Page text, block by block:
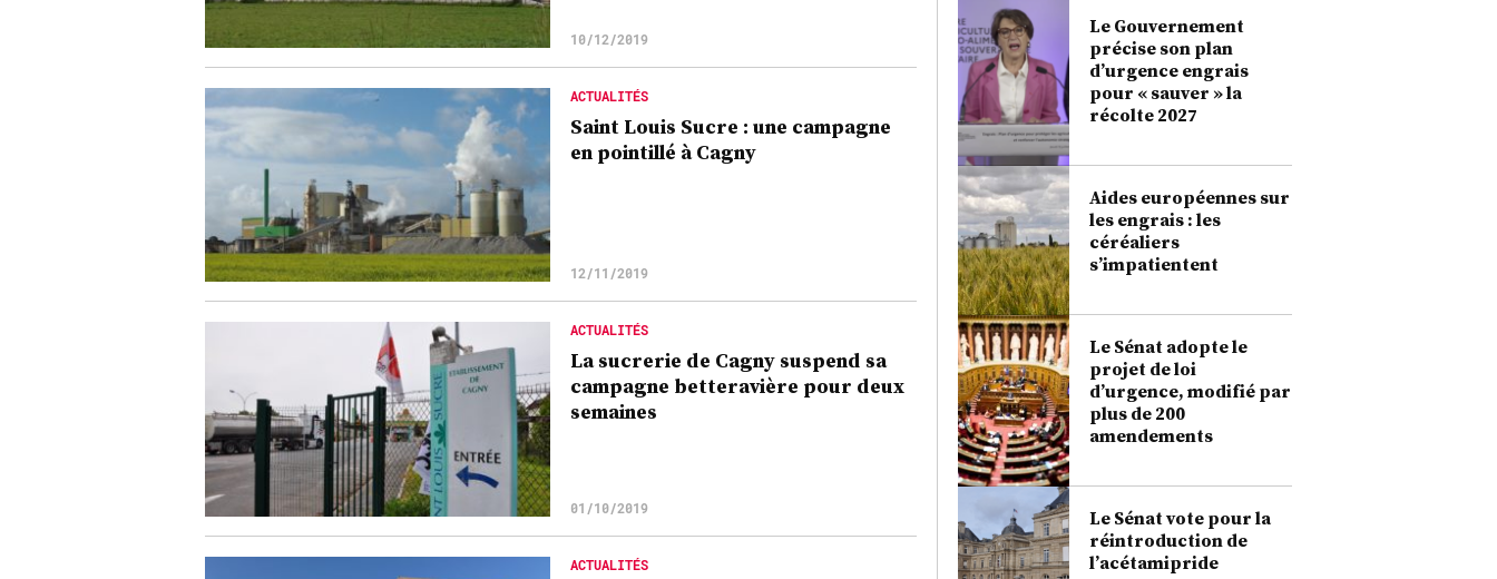
10/12/2019
ACTUALITÉS
Saint Louis Sucre : une campagne
en pointillé à Cagny
12/11/2019
ACTUALITÉS
La sucrerie de Cagny suspend sa
campagne betteravière pour deux
semaines
01/10/2019
ACTUALITÉS
Le Gouvernement
précise son plan
d’urgence engrais
pour « sauver » la
récolte 2027
Aides européennes sur
les engrais : les
céréaliers
s’impatientent
Le Sénat adopte le
projet de loi
d’urgence, modifié par
plus de 200
amendements
Le Sénat vote pour la
réintroduction de
l’acétamipride